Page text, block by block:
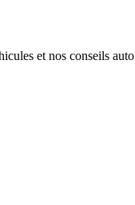
et nos conseils auto